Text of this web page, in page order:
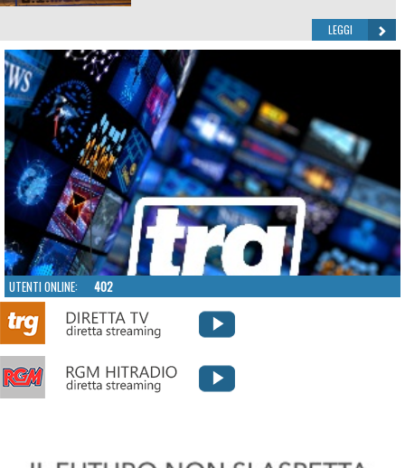
LEGGI
UTENTI ONLINE: 402